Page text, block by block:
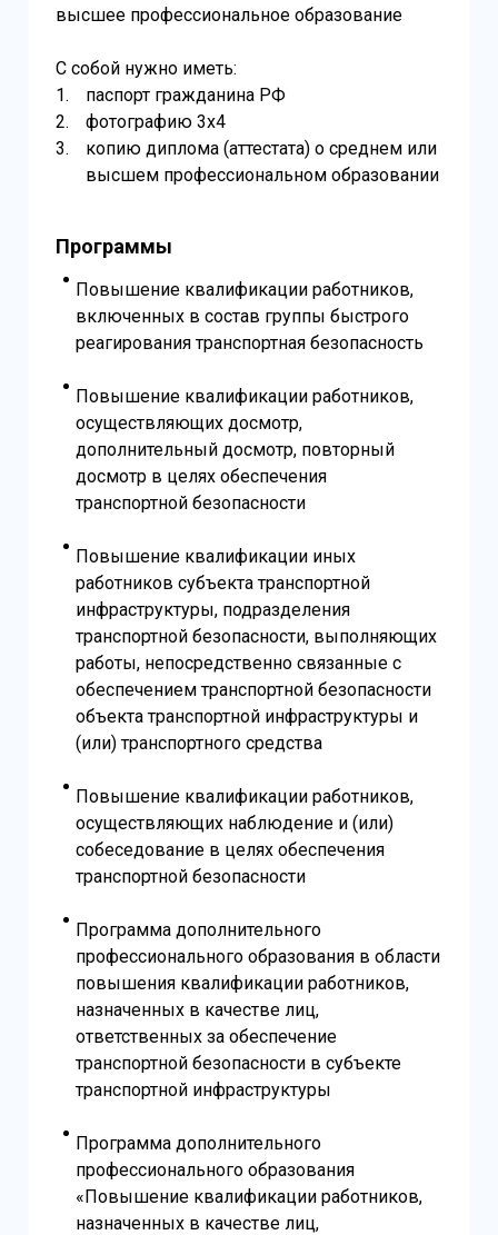
высшее профессиональное образование
С собой нужно иметь:
паспорт гражданина РФ
фотографию 3х4
копию диплома (аттестата) о среднем или
высшем профессиональном образовании
Программы
Повышение квалификации работников,
включенных в состав группы быстрого
реагирования транспортная безопасность
Повышение квалификации работников,
осуществляющих досмотр,
дополнительный досмотр, повторный
досмотр в целях обеспечения
транспортной безопасности
Повышение квалификации иных
работников субъекта транспортной
инфраструктуры, подразделения
транспортной безопасности, выполняющих
работы, непосредственно связанные с
обеспечением транспортной безопасности
объекта транспортной инфраструктуры и
(или) транспортного средства
Повышение квалификации работников,
осуществляющих наблюдение и (или)
собеседование в целях обеспечения
транспортной безопасности
Программа дополнительного
профессионального образования в области
повышения квалификации работников,
назначенных в качестве лиц,
ответственных за обеспечение
транспортной безопасности в субъекте
транспортной инфраструктуры
Программа дополнительного
профессионального образования
«Повышение квалификации работников,
назначенных в качестве лиц,